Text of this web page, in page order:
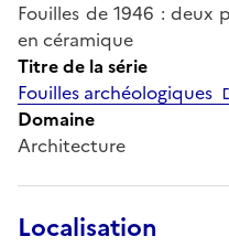
Fouilles de 1946 : deux
en céramique
Titre de la série
Fouilles archéologiques
Domaine
Architecture
Localisation